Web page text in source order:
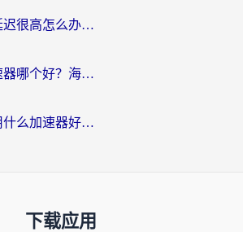
雪糕工厂国外玩延迟很高怎么办？海外玩家国服游戏加速终极攻略（附实测推荐）
打江南百景图加速器哪个好？海外党踩坑N次后，终于找到不卡的秘诀
非洲玩装甲战争用什么加速器好？海外党亲测有效的国服游戏加速方案
下载应用